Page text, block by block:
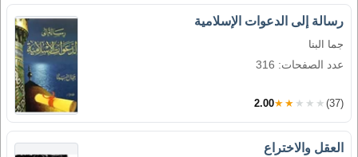
رسالة إلى الدعوات الإسلامية
جما البنا
عدد الصفحات: 316
2.00★★★★★ (37)
العقل والاختراع